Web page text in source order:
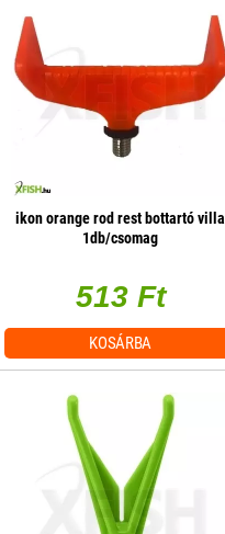
ikon orange rod rest bottartó villa
1db/csomag
513 Ft
KOSÁRBA